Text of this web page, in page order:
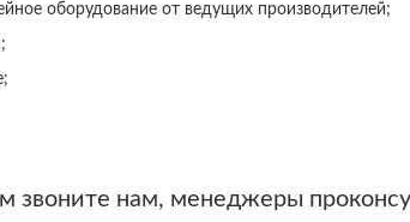
оборудование от ведущих производителей;
звоните нам, менеджеры